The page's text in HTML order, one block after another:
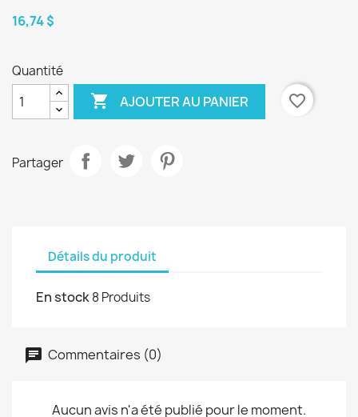
16,74 $
Quantité
 AJOUTER AU PANIER favorite_border
Partager
Détails du produit
En stock8 Produits
Commentaires (0)
Aucun avis n'a été publié pour le moment.